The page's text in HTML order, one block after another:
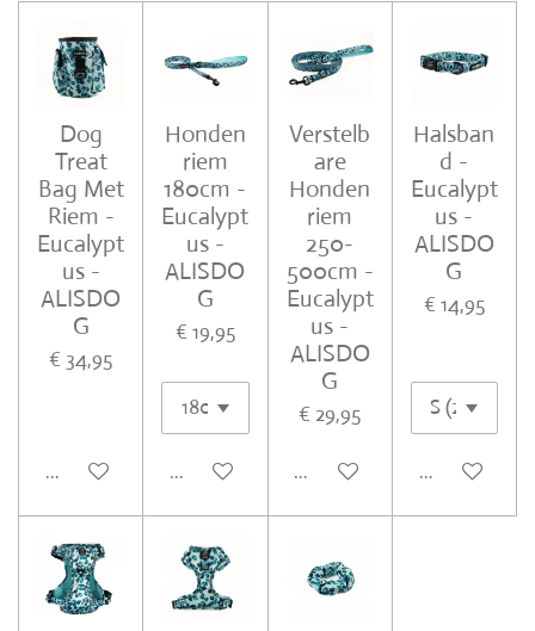
Dog
Treat
Bag Met
Riem -
Eucalypt
us -
ALISDO
G
€ 34,95
In winkelwagen
Honden
riem
180cm -
Eucalypt
us -
ALISDO
G
€ 19,95
In winkelwagen
Verstelb
are
Honden
riem
250-
500cm -
Eucalypt
us -
ALISDO
G
€ 29,95
In winkelwagen
Halsban
d -
Eucalypt
us -
ALISDO
G
€ 14,95
In